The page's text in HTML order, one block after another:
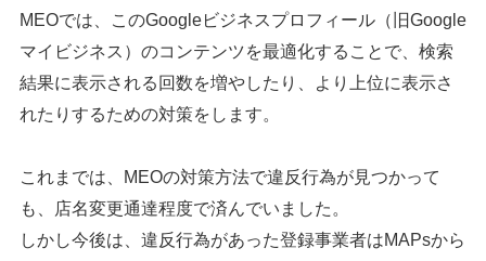
MEOでは、このGoogleビジネスプロフィール（旧Google
マイビジネス）のコンテンツを最適化することで、検索
結果に表示される回数を増やしたり、より上位に表示さ
れたりするための対策をします。
これまでは、MEOの対策方法で違反行為が見つかって
も、店名変更通達程度で済んでいました。
しかし今後は、違反行為があった登録事業者はMAPsから